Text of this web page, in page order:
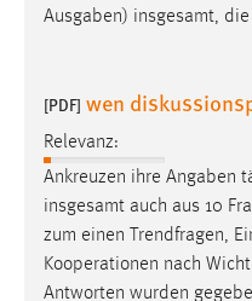
Ausgaben) insgesamt,
[PDF] wen
Relevanz:
Ankreuzen ihre Angaben
insgesamt auch aus 10
zum einen Trendfragen,
Kooperationen nach
Antworten wurden